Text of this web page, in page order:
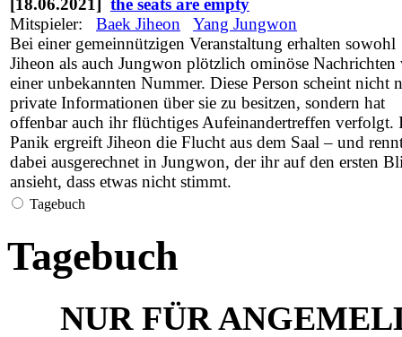
[18.06.2021] the seats are empty
Mitspieler: Baek Jiheon
Yang Jungwon
Bei einer gemeinnützigen Veranstaltung erhalten sowohl
Jiheon als auch Jungwon plötzlich ominöse Nachrichten
einer unbekannten Nummer. Diese Person scheint nicht
private Informationen über sie zu besitzen, sondern hat
offenbar auch ihr flüchtiges Aufeinandertreffen verfolgt.
Panik ergreift Jiheon die Flucht aus dem Saal – und
dabei ausgerechnet in Jungwon, der ihr auf den ersten
ansieht, dass etwas nicht stimmt.
Tagebuch
Tagebuch
NUR FÜR